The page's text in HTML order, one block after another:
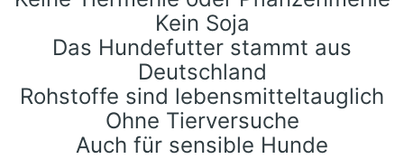
Kein Soja
Das Hundefutter stammt aus
Deutschland
Rohstoffe sind lebensmitteltauglich
Ohne Tierversuche
Auch für sensible Hunde